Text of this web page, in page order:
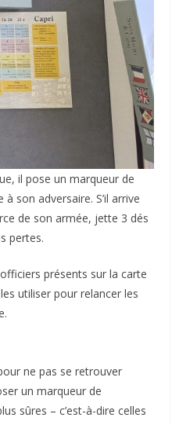
il pose un marqueur de
son adversaire. S’il arrive
de son armée, jette 3 dés
pertes.
présents sur la carte
utiliser pour relancer les
ne pas se retrouver
un marqueur de
sûres – c’est-à-dire celles